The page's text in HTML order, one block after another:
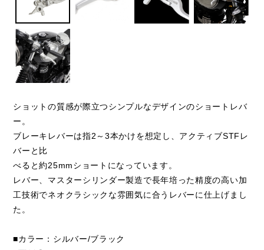
ショットの質感が際立つシンプルなデザインのショートレバ
ー。
ブレーキレバーは指2～3本かけを想定し、アクティブSTFレ
バーと比
べると約25mmショートになっています。
レバー、マスターシリンダー製造で長年培った精度の高い加
工技術でネオクラシックな雰囲気に合うレバーに仕上げまし
た。
■カラー：シルバー/ブラック